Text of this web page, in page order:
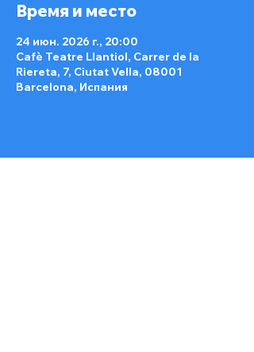
Время и место
24 июн. 2026 г., 20:00
Cafè Teatre Llantiol, Carrer de la
Riereta, 7, Ciutat Vella, 08001
Barcelona, Испания